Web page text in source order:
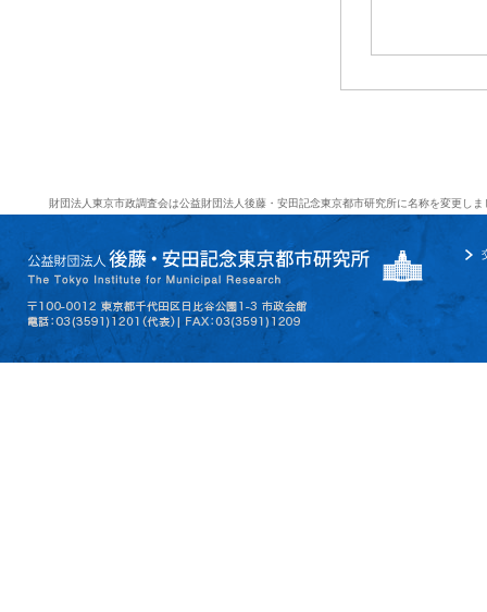
財団法人東京市政調査会は公益財団法人後藤・安田記念東京都市研究所に名称を変更しま